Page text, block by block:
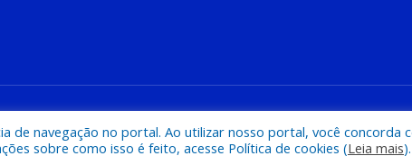
de navegação no portal. Ao utilizar nosso portal, você concorda
sobre como isso é feito, acesse Política de cookies (Leia mais